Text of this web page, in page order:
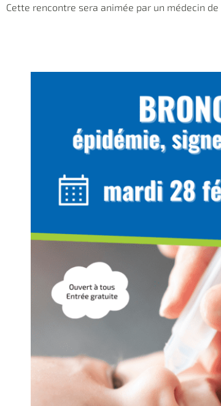
Cette rencontre sera animée par un médecin